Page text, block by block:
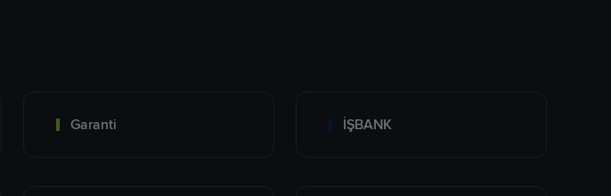
Garanti İŞBANK